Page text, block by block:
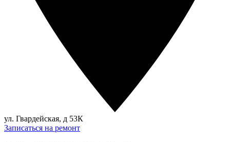
ул. Гвардейская, д 53К
Записаться на ремонт